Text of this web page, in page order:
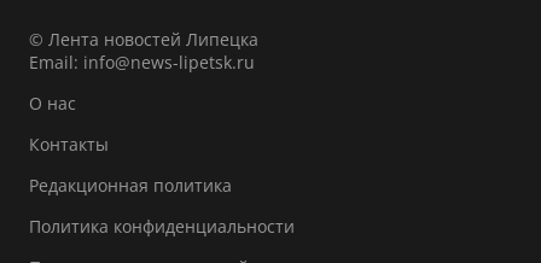
© Лента новостей Липецка
Email: info@news-lipetsk.ru
О нас
Контакты
Редакционная политика
Политика конфиденциальности